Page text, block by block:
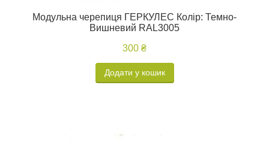
Модульна черепиця ГЕРКУЛЕС Колір: Темно-
Вишневий RAL3005
300 ₴
Додати у кошик